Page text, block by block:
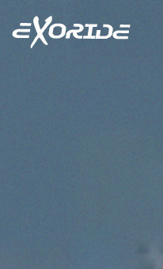
Zum Hauptinhalt springen